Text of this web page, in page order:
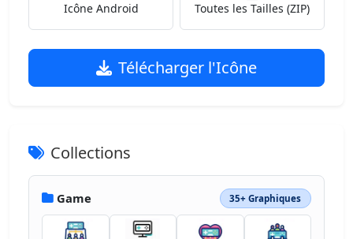
Icône Android Toutes les Tailles (ZIP)
Télécharger l'Icône
Collections
Game 35+ Graphiques